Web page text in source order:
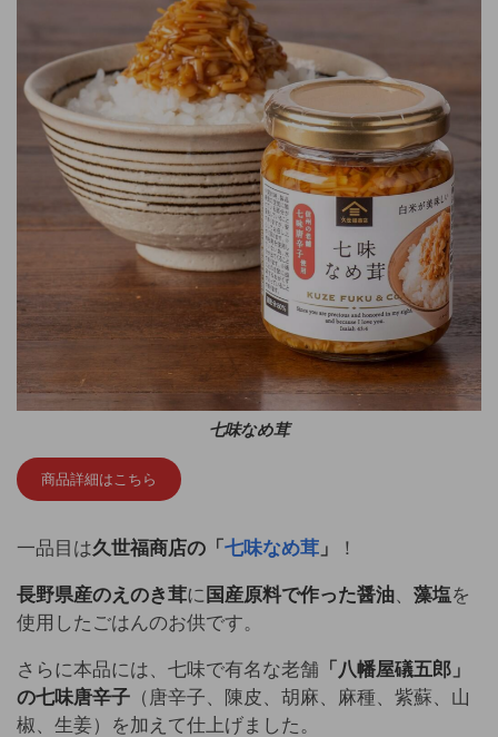
七味なめ茸
商品詳細はこちら
一品目は久世福商店の「 七味なめ茸 」 ！
長野県産のえのき茸に 国産原料で作った醤油、 藻塩を
使用したごはんのお供です。
さらに本品には、七味で有名な老舗 「八幡屋礒五郎」
の七味唐辛子 （唐辛子、陳皮、胡麻、麻種、紫蘇、山
椒、生姜）を加えて仕上げました。